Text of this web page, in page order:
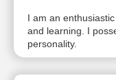
I am an
and learning. I
personality.
9
10
Brak
dostępnych
terminów